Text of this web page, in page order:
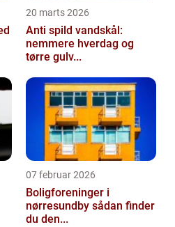
20 marts 2026
Anti spild vandskål:
nemmere hverdag og
tørre gulv...
07 februar 2026
Boligforeninger i
nørresundby sådan finder
du den...